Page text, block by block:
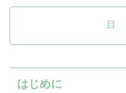
目
はじめに